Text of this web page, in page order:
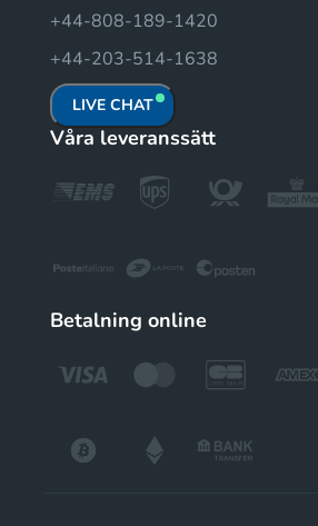
+44-808-189-1420
+44-203-514-1638
LIVE CHAT
Våra leveranssätt
Betalning online